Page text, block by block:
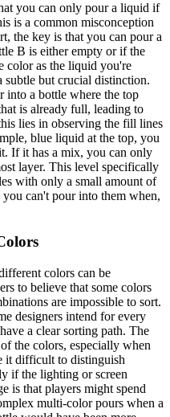
you can only pour a liquid if
is a common misconception
the key is that you can pour a
B is either empty or if the
color as the liquid you're
but crucial distinction.
into a bottle where the top
is already full, leading to
lies in observing the fill lines
blue liquid at the top, you
If it has a mix, you can only
layer. This level specifically
with only a small amount of
can't pour into them when,
colors can be
to believe that some colors
are impossible to sort.
designers intend for every
a clear sorting path. The
the colors, especially when
it difficult to distinguish
if the lighting or screen
is that players might spend
multi-color pours when a